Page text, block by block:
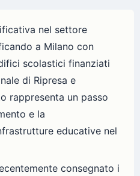
nel settore
a Milano con
scolastici finanziati
di Ripresa e
rappresenta un passo
e la
educative nel
consegnato i